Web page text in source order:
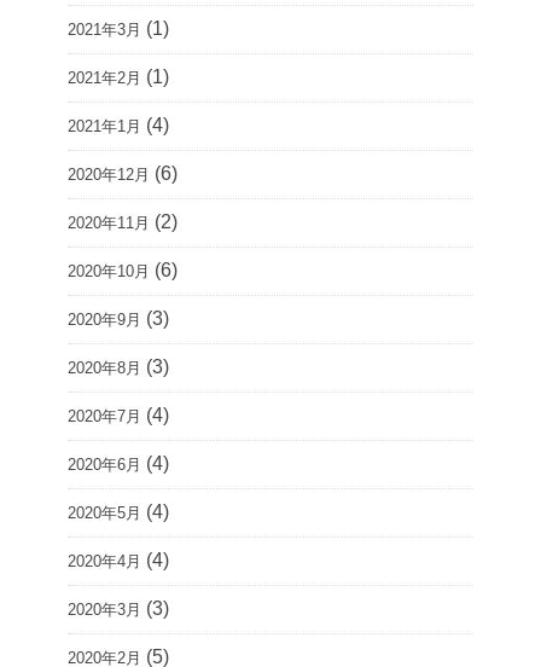
2021年3月 (1)
2021年2月 (1)
2021年1月 (4)
2020年12月 (6)
2020年11月 (2)
2020年10月 (6)
2020年9月 (3)
2020年8月 (3)
2020年7月 (4)
2020年6月 (4)
2020年5月 (4)
2020年4月 (4)
2020年3月 (3)
2020年2月 (5)